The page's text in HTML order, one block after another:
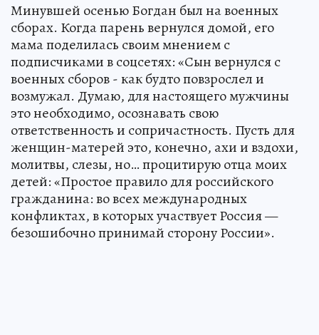
Минувшей осенью Богдан был на военных
сборах. Когда парень вернулся домой, его
мама поделилась своим мнением с
подписчиками в соцсетях: «Сын вернулся с
военных сборов - как будто повзрослел и
возмужал. Думаю, для настоящего мужчины
это необходимо, осознавать свою
ответственность и сопричастность. Пусть для
женщин-матерей это, конечно, ахи и вздохи,
молитвы, слезы, но… процитирую отца моих
детей: «Простое правило для российского
гражданина: во всех международных
конфликтах, в которых участвует Россия —
безошибочно принимай сторону России».